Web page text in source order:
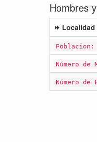
Hombres
⏩ Localidad
Poblacion:
Número de
Número de